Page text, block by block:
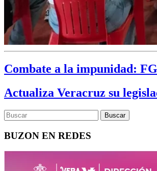
Combate a la impunidad:
Actualiza Veracruz su
BUZON EN REDES